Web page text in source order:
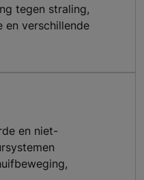
tegen straling,
en verschillende
en niet-